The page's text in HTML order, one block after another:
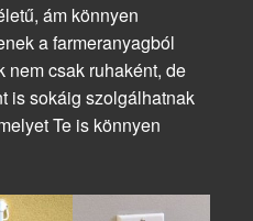
ám könnyen
a farmeranyagból
nem csak ruhaként, de
is sokáig szolgálhatnak
Te is könnyen